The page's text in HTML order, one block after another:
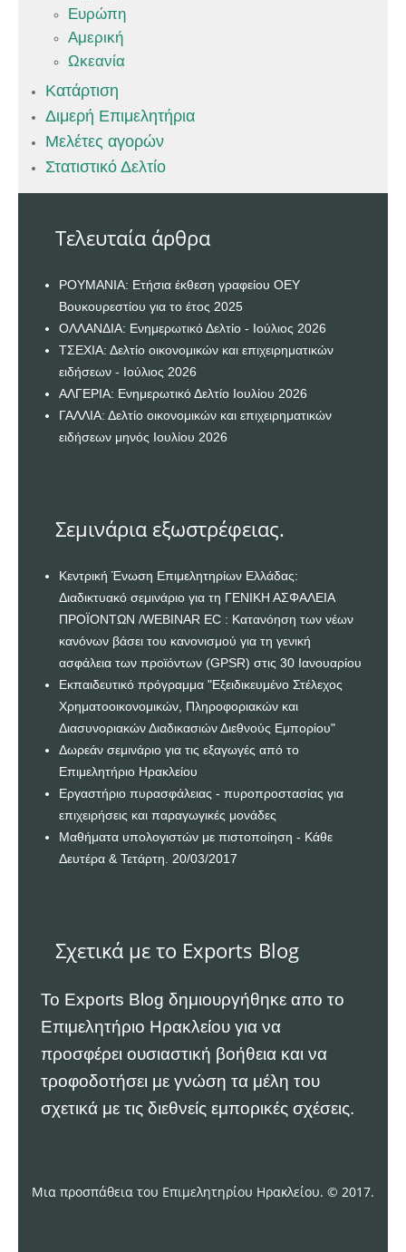
Ευρώπη
Αμερική
Ωκεανία
Κατάρτιση
Διμερή Επιμελητήρια
Μελέτες αγορών
Στατιστικό Δελτίο
Τελευταία άρθρα
ΡΟΥΜΑΝΙΑ: Ετήσια έκθεση γραφείου ΟΕΥ
Βουκουρεστίου για το έτος 2025
ΟΛΛΑΝΔΙΑ: Ενημερωτικό Δελτίο - Ιούλιος 2026
ΤΣΕΧΙΑ: Δελτίο οικονομικών και επιχειρηματικών
ειδήσεων - Ιούλιος 2026
ΑΛΓΕΡΙΑ: Ενημερωτικό Δελτίο Ιουλίου 2026
ΓΑΛΛΙΑ: Δελτίο οικονομικών και επιχειρηματικών
ειδήσεων μηνός Ιουλίου 2026
Σεμινάρια εξωστρέφειας.
Κεντρική Ένωση Επιμελητηρίων Ελλάδας:
Διαδικτυακό σεμινάριο για τη ΓΕΝΙΚΗ ΑΣΦΑΛΕΙΑ
ΠΡΟΪΟΝΤΩΝ /WEBINAR EC : Κατανόηση των νέων
κανόνων βάσει του κανονισμού για τη γενική
ασφάλεια των προϊόντων (GPSR) στις 30 Ιανουαρίου
Εκπαιδευτικό πρόγραμμα "Εξειδικευμένο Στέλεχος
Χρηματοοικονομικών, Πληροφοριακών και
Διασυνοριακών Διαδικασιών Διεθνούς Εμπορίου"
Δωρεάν σεμινάριο για τις εξαγωγές από το
Επιμελητήριο Ηρακλείου
Εργαστήριο πυρασφάλειας - πυροπροστασίας για
επιχειρήσεις και παραγωγικές μονάδες
Μαθήματα υπολογιστών με πιστοποίηση - Κάθε
Δευτέρα & Τετάρτη. 20/03/2017
Σχετικά με το Exports Blog
Το Exports Blog δημιουργήθηκε απο το
Επιμελητήριο Ηρακλείου για να
προσφέρει ουσιαστική βοήθεια και να
τροφοδοτήσει με γνώση τα μέλη του
σχετικά με τις διεθνείς εμπορικές σχέσεις.
Μια προσπάθεια του Επιμελητηρίου Ηρακλείου. © 2017.